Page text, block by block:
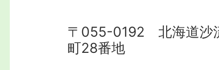
〒055-0192 北海道沙
町28番地